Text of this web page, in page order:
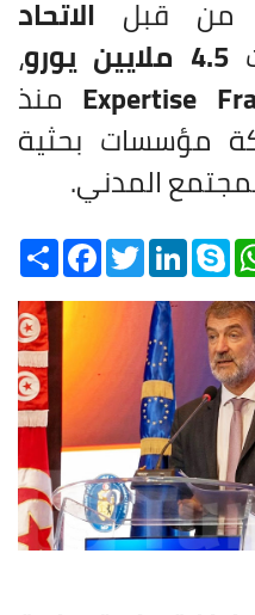
من قبل الاتحاد
4.5 ملايين يورو ،
Expertise منذ
بمشاركة مؤسسات بحثية
المدني.
Share
FacebookTwitterLinkedInSkype